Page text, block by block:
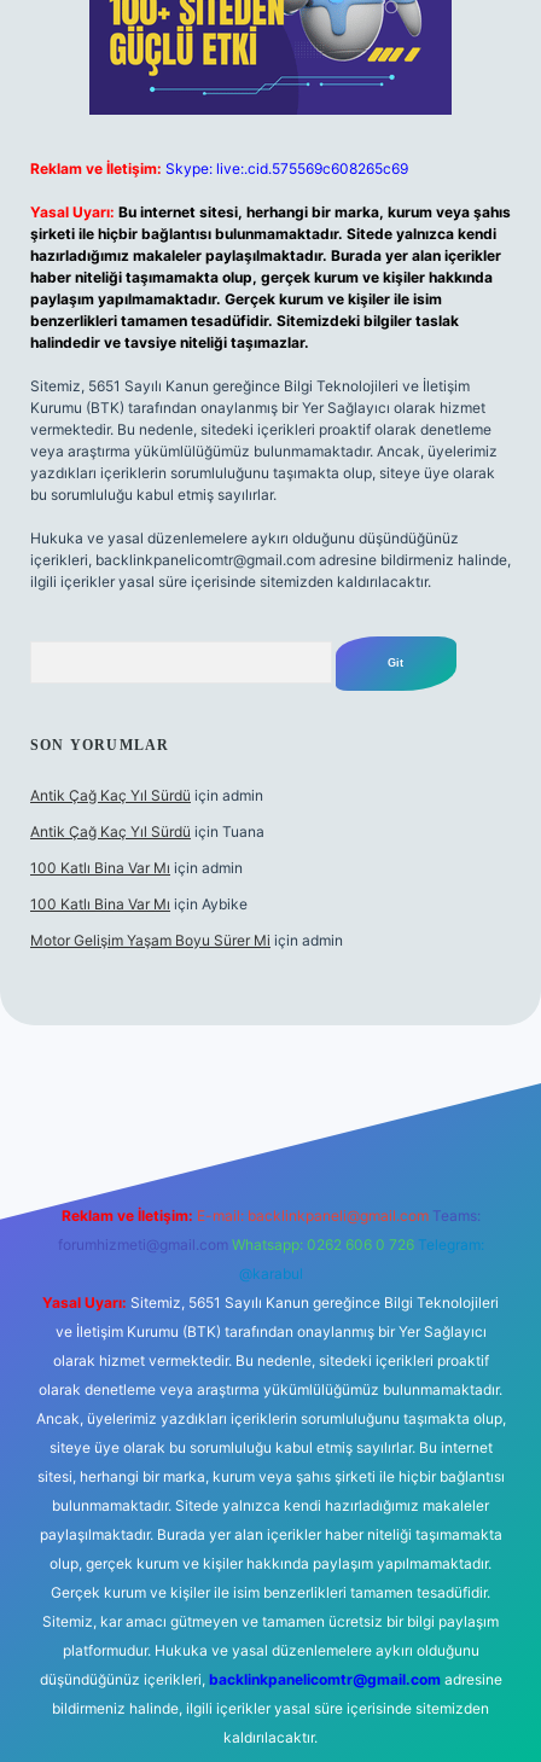
Reklam ve İletişim: Skype: live:.cid.575569c608265c69
Yasal Uyarı: Bu internet sitesi, herhangi bir marka, kurum veya şahıs
şirketi ile hiçbir bağlantısı bulunmamaktadır. Sitede yalnızca kendi
hazırladığımız makaleler paylaşılmaktadır. Burada yer alan içerikler
haber niteliği taşımamakta olup, gerçek kurum ve kişiler hakkında
paylaşım yapılmamaktadır. Gerçek kurum ve kişiler ile isim
benzerlikleri tamamen tesadüfidir. Sitemizdeki bilgiler taslak
halindedir ve tavsiye niteliği taşımazlar.
Sitemiz, 5651 Sayılı Kanun gereğince Bilgi Teknolojileri ve İletişim
Kurumu (BTK) tarafından onaylanmış bir Yer Sağlayıcı olarak hizmet
vermektedir. Bu nedenle, sitedeki içerikleri proaktif olarak denetleme
veya araştırma yükümlülüğümüz bulunmamaktadır. Ancak, üyelerimiz
yazdıkları içeriklerin sorumluluğunu taşımakta olup, siteye üye olarak
bu sorumluluğu kabul etmiş sayılırlar.
Hukuka ve yasal düzenlemelere aykırı olduğunu düşündüğünüz
içerikleri, backlinkpanelicomtr@gmail.com adresine bildirmeniz halinde,
ilgili içerikler yasal süre içerisinde sitemizden kaldırılacaktır.
SON YORUMLAR
Antik Çağ Kaç Yıl Sürdü için admin
Antik Çağ Kaç Yıl Sürdü için Tuana
100 Katlı Bina Var Mı için admin
100 Katlı Bina Var Mı için Aybike
Motor Gelişim Yaşam Boyu Sürer Mi için admin
Reklam ve İletişim: E-mail: backlinkpaneli@gmail.com Teams:
forumhizmeti@gmail.com Whatsapp: 0262 606 0 726 Telegram:
@karabul
Yasal Uyarı: Sitemiz, 5651 Sayılı Kanun gereğince Bilgi Teknolojileri
ve İletişim Kurumu (BTK) tarafından onaylanmış bir Yer Sağlayıcı
olarak hizmet vermektedir. Bu nedenle, sitedeki içerikleri proaktif
olarak denetleme veya araştırma yükümlülüğümüz bulunmamaktadır.
Ancak, üyelerimiz yazdıkları içeriklerin sorumluluğunu taşımakta olup,
siteye üye olarak bu sorumluluğu kabul etmiş sayılırlar. Bu internet
sitesi, herhangi bir marka, kurum veya şahıs şirketi ile hiçbir bağlantısı
bulunmamaktadır. Sitede yalnızca kendi hazırladığımız makaleler
paylaşılmaktadır. Burada yer alan içerikler haber niteliği taşımamakta
olup, gerçek kurum ve kişiler hakkında paylaşım yapılmamaktadır.
Gerçek kurum ve kişiler ile isim benzerlikleri tamamen tesadüfidir.
Sitemiz, kar amacı gütmeyen ve tamamen ücretsiz bir bilgi paylaşım
platformudur. Hukuka ve yasal düzenlemelere aykırı olduğunu
düşündüğünüz içerikleri, backlinkpanelicomtr@gmail.comadresine
bildirmeniz halinde, ilgili içerikler yasal süre içerisinde sitemizden
kaldırılacaktır.